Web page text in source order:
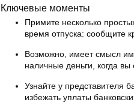
Ключевые моменты
Примите несколько
время отпуска: сообщите
Возможно, имеет смысл
наличные деньги, когда вы
Узнайте у представителя
избежать уплаты